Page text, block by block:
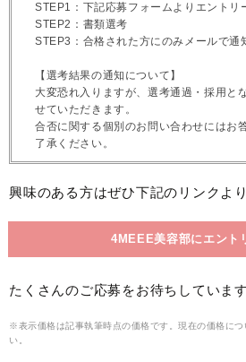
STEP1：下記応募フォームよりエントリ
STEP2：書類選考
STEP3：合格された方にのみメールで通
【選考結果の通知について】
大変恐れ入りますが、選考通過・採用と
せていただきます。
合否に関する個別のお問い合わせにはお
了承ください。
興味のある方はぜひ下記のリンクよ
4MEEE美容部にエント
たくさんのご応募をお待ちしています
※表示価格は記事執筆時点の価格です。現在の価格につ
い。